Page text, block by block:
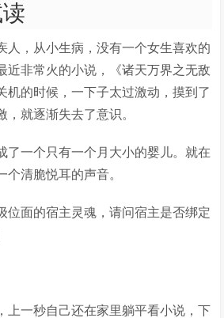
人，从小生病，没有一个女生喜欢的
近非常火的小说，《诸天万界之无敌
机的时候，一下子太过激动，摸到了
就逐渐失去了意识。
了一个只有一个月大小的婴儿。就在
个清脆悦耳的声音。
位面的宿主灵魂，请问宿主是否绑定
上一秒自己还在家里躺平看小说，下